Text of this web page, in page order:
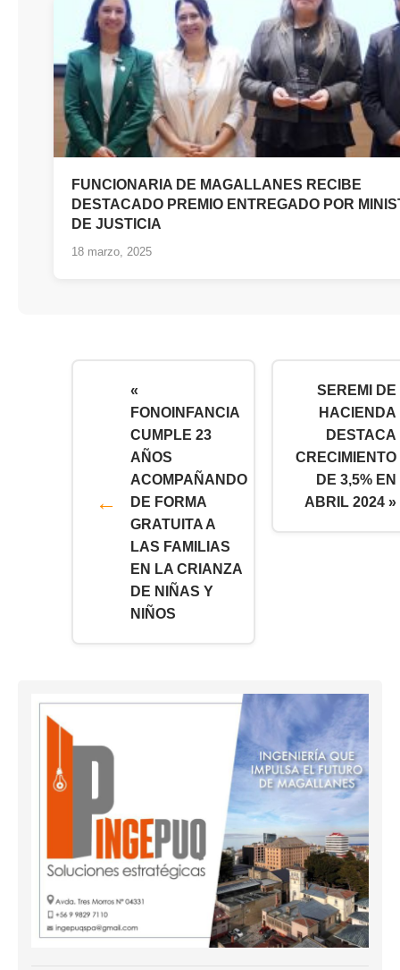
FUNCIONARIA DE MAGALLANES RECIBE
DESTACADO PREMIO ENTREGADO POR
DE JUSTICIA
18 marzo, 2025
«
FONOINFANCIA
CUMPLE 23
AÑOS
ACOMPAÑANDO
DE FORMA
GRATUITA A
LAS FAMILIAS
EN LA CRIANZA
DE NIÑAS Y
NIÑOS
SEREMI DE
HACIENDA
DESTACA
CRECIMIENTO
DE 3,5% EN
ABRIL 2024 »